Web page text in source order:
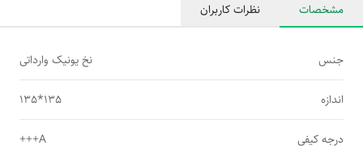
مشخصات نظرات کاربران
جنس نخ یونیک وارداتی
اندازه 135*135
درجه کیفی A+++